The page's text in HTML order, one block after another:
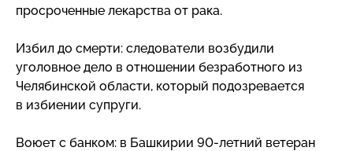
просроченные лекарства от рака.
Избил до смерти: следователи возбудили
уголовное дело в отношении безработного из
Челябинской области, который подозревается
в избиении супруги.
Воюет с банком: в Башкирии 90-летний ветеран